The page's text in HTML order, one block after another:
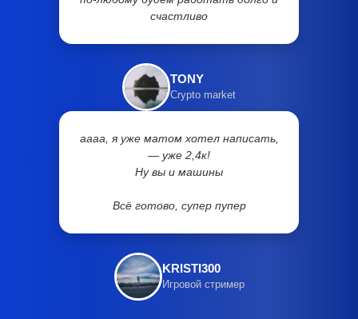
счастливо
TONY
Crypto market
аааа, я уже матом хотел написать,
— уже 2,4к!
Ну вы и машины
Всё готово, супер пупер
KRISTI300
Игровой стример